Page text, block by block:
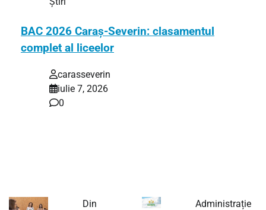
BAC 2026 Caraș-Severin: clasamentul
complet al liceelor
carasseverin
iulie 7, 2026
0
Din
Administrație